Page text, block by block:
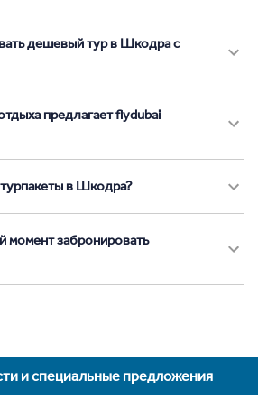
дешевый тур в Шкодра с
предлагает flydubai
в Шкодра?
момент забронировать
и специальные предложения